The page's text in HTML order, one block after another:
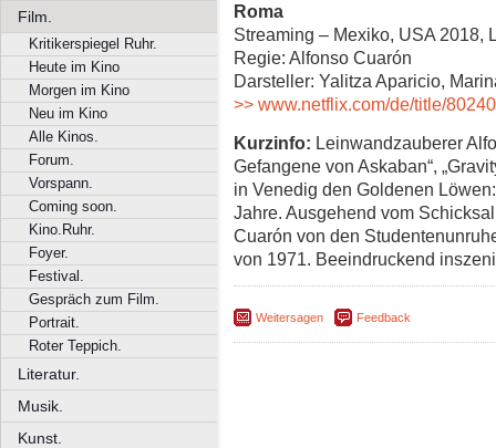
Film.
Kritikerspiegel Ruhr.
Heute im Kino
Morgen im Kino
Neu im Kino
Alle Kinos.
Forum.
Vorspann.
Coming soon.
Kino.Ruhr.
Foyer.
Festival.
Gespräch zum Film.
Portrait.
Roter Teppich.
Literatur.
Musik.
Kunst.
Roma
Streaming – Mexiko, USA 2018,
Regie: Alfonso Cuarón
Darsteller: Yalitza Aparicio,
>> www.netflix.com/de/title/
Kurzinfo: Leinwandzauberer
Gefangene von Askaban“,
in Venedig den Goldenen
Jahre. Ausgehend vom
Cuarón von den
von 1971. Beeindruckend
Weitersagen Feedback